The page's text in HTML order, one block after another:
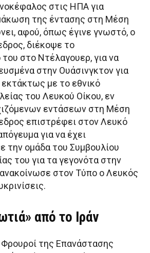
στις ΗΠΑ για
της έντασης στη Μέση
αφού, όπως έγινε γνωστό, ο
διέκοψε το
στο Ντέλαγουερ, για να
στην Ουάσινγκτον για
εκτάκτως με το εθνικό
του Λευκού Οίκου, εν
εντάσεων στη Μέση
επιστρέφει στον Λευκό
για να έχει
την ομάδα του Συμβουλίου
του για τα γεγονότα στην
στον Τύπο ο Λευκός
από το Ιράν
της Επανάστασης